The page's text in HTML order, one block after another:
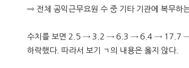
⇒ 전체 공익근무요원 수 중 기타 기관에 복무하
수치를 보면 2.5 → 3.2 → 6.3 → 6.4 → 17.7 →
하락했다. 따라서 보기 ㄱ의 내용은 옳지 않다.